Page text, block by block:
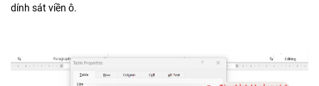
dính sát viền ô.